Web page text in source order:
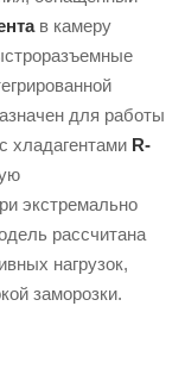
в камеру
для работы
хладагентами R-
экстремально
рассчитана
нагрузок,
заморозки.